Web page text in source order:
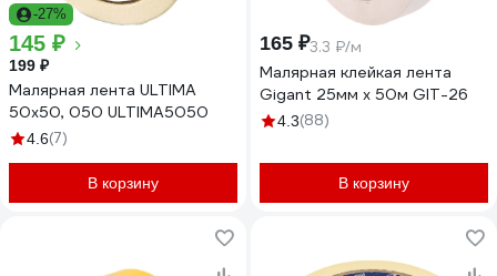
-27%
145 ₽
199 ₽
Малярная лента ULTIMA
50x50, 050 ULTIMA5050
4.6(7)
В корзину
165 ₽3.3 ₽/м
Малярная клейкая лента
Gigant 25мм х 50м GIT-26
4.3(88)
В корзину